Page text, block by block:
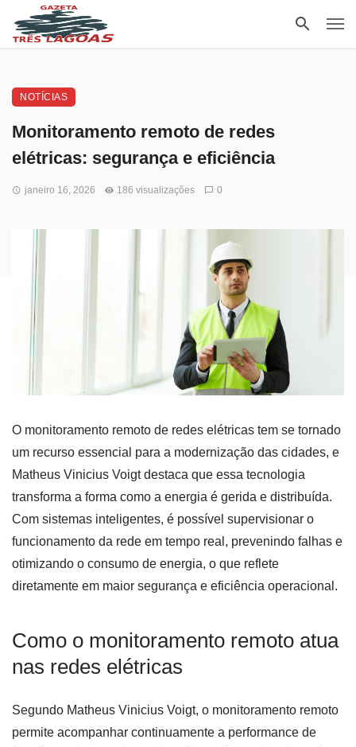
NOTÍCIAS
Monitoramento remoto de redes
elétricas: segurança e eficiência
janeiro 16, 2026 186 visualizações 0
O monitoramento remoto de redes elétricas tem se tornado
um recurso essencial para a modernização das cidades, e
Matheus Vinicius Voigt destaca que essa tecnologia
transforma a forma como a energia é gerida e distribuída.
Com sistemas inteligentes, é possível supervisionar o
funcionamento da rede em tempo real, prevenindo falhas e
otimizando o consumo de energia, o que reflete
diretamente em maior segurança e eficiência operacional.
Como o monitoramento remoto atua
nas redes elétricas
Segundo Matheus Vinicius Voigt, o monitoramento remoto
permite acompanhar continuamente a performance de